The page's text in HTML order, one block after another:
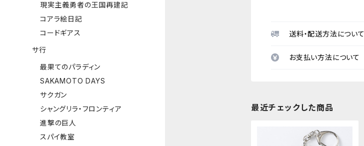
送料・配送方法について
お支払い方法について
最近チェックした商品
現実主義勇者の王国再建記
コアラ絵日記
コードギアス
サ行
最果てのパラディン
SAKAMOTO DAYS
サクガン
シャングリラ・フロンティア
進撃の巨人
スパイ教室